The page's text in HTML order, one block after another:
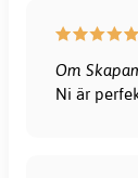
Om
Ni är